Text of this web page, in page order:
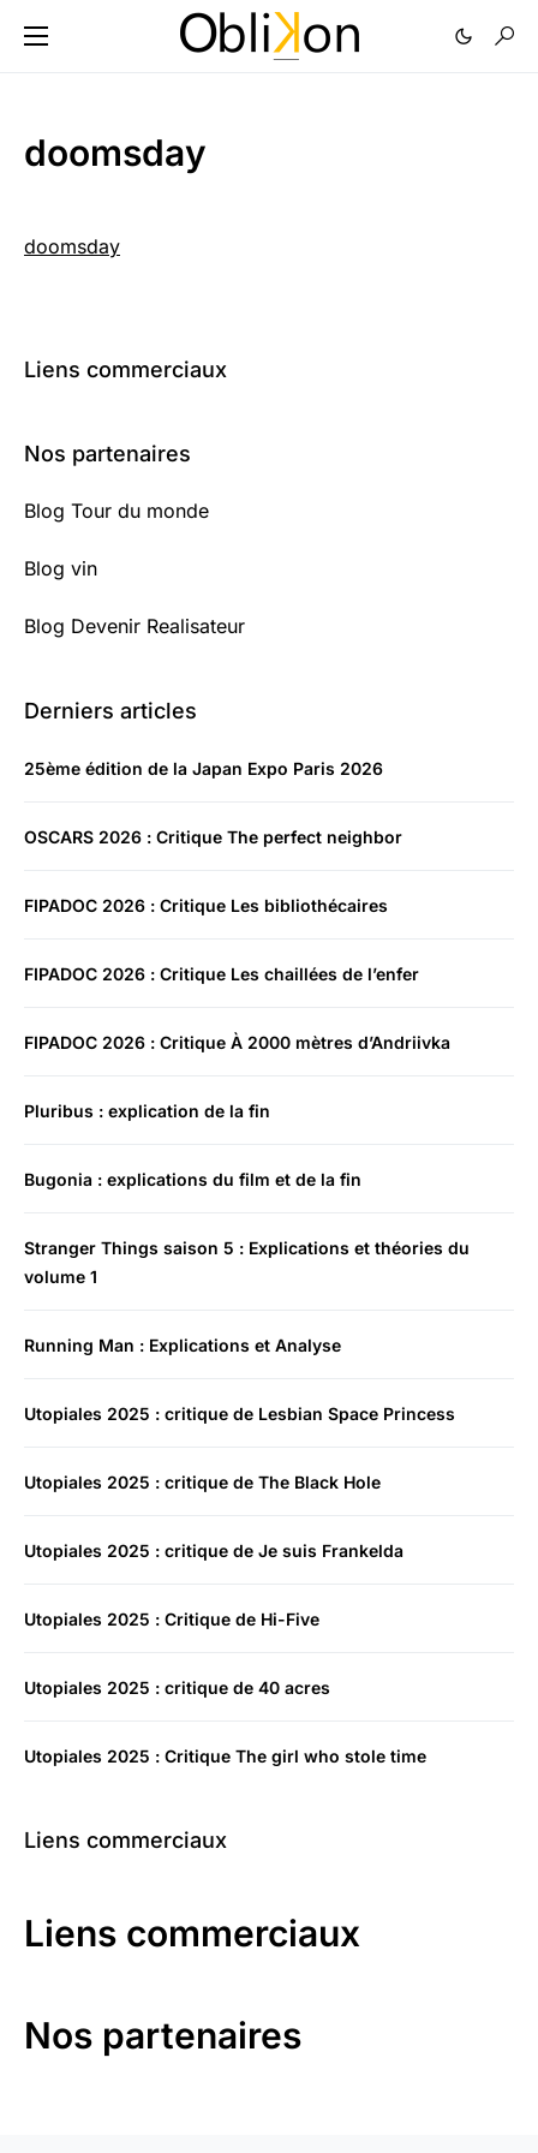
doomsday
doomsday
Liens commerciaux
Nos partenaires
Blog Tour du monde
Blog vin
Blog Devenir Realisateur
Derniers articles
25ème édition de la Japan Expo Paris 2026
OSCARS 2026 : Critique The perfect neighbor
FIPADOC 2026 : Critique Les bibliothécaires
FIPADOC 2026 : Critique Les chaillées de l’enfer
FIPADOC 2026 : Critique À 2000 mètres d’Andriivka
Pluribus : explication de la fin
Bugonia : explications du film et de la fin
Stranger Things saison 5 : Explications et théories du
volume 1
Running Man : Explications et Analyse
Utopiales 2025 : critique de Lesbian Space Princess
Utopiales 2025 : critique de The Black Hole
Utopiales 2025 : critique de Je suis Frankelda
Utopiales 2025 : Critique de Hi-Five
Utopiales 2025 : critique de 40 acres
Utopiales 2025 : Critique The girl who stole time
Liens commerciaux
Liens commerciaux
Nos partenaires